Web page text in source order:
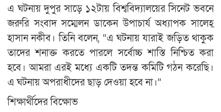
এ ঘটনায় দুপুর সাড়ে ১২টায় বিশ্ববিদ্যালয়ের সিনেট ভবনে
জরুরি সংবাদ সম্মেলন ডাকেন উপাচার্য অধ্যাপক সালেহ্
হাসান নকীব। তিনি বলেন, “এ ঘটনায় যারাই জড়িত থাকুক
তাদের শনাক্ত করতে পারলে সর্বোচ্চ শাস্তি নিশ্চিত করা
হবে। আমরা এরই মধ্যে একটি তদন্ত কমিটি গঠন করেছি।
এ ঘটনায় অপরাধীদের ছাড় দেওয়া হবে না।”
শিক্ষার্থীদের বিক্ষোভ